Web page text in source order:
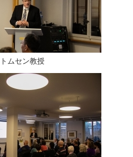
トムセン教授